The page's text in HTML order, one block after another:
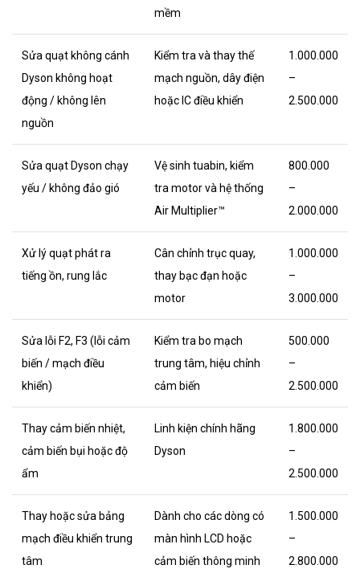
mềm
Sửa quạt không cánh
Dyson không hoạt
động / không lên
nguồn
Kiểm tra và thay thế
mạch nguồn, dây điện
hoặc IC điều khiển
1.000.000
–
2.500.000
Sửa quạt Dyson chạy
yếu / không đảo gió
Vệ sinh tuabin, kiểm
tra motor và hệ thống
Air Multiplier™
800.000
–
2.000.000
Xử lý quạt phát ra
tiếng ồn, rung lắc
Cân chỉnh trục quay,
thay bạc đạn hoặc
motor
1.000.000
–
3.000.000
Sửa lỗi F2, F3 (lỗi cảm
biến / mạch điều
khiển)
Kiểm tra bo mạch
trung tâm, hiệu chỉnh
cảm biến
500.000
–
2.500.000
Thay cảm biến nhiệt,
cảm biến bụi hoặc độ
ẩm
Linh kiện chính hãng
Dyson
1.800.000
–
2.500.000
Thay hoặc sửa bảng
mạch điều khiển trung
tâm
Dành cho các dòng có
màn hình LCD hoặc
cảm biến thông minh
1.500.000
–
2.800.000